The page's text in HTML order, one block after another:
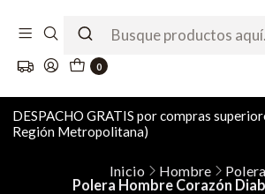
0
DESPACHO GRATIS por compras
Región Metropolitana)
Inicio Hombre
Polera Hombre Corazón